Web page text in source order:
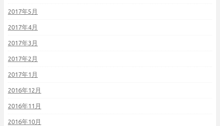
2017年5月
2017年4月
2017年3月
2017年2月
2017年1月
2016年12月
2016年11月
2016年10月